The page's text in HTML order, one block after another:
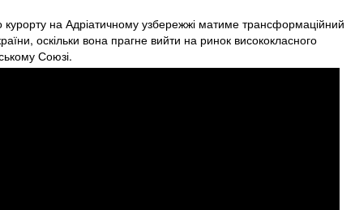
курорту на Адріатичному узбережжі матиме трансформаційний
оскільки вона прагне вийти на ринок висококласного
Союзі.